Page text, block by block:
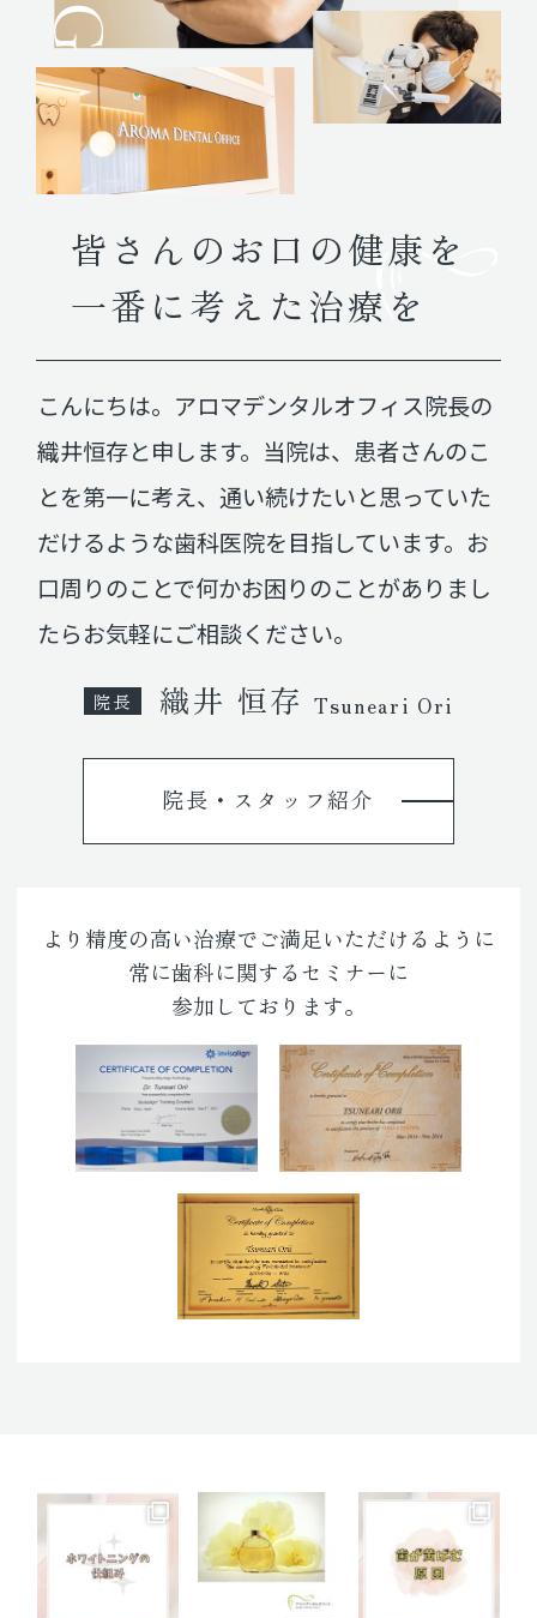
皆さんのお口の健康を
一番に考えた治療を
こんにちは。 アロマデンタルオフィス院長の
織井恒存と申します。 当院は、患者さんのこ
とを第一に考え、通い続けたいと思っていた
だけるような歯科医院を目指しています。お
口周りのことで何かお困りのことがありまし
たらお気軽にご相談ください。
院長 織井 恒存 Tsuneari Ori
院長・スタッフ紹介
より精度の高い治療でご満足いただけるように
常に歯科に関するセミナーに
参加しております。